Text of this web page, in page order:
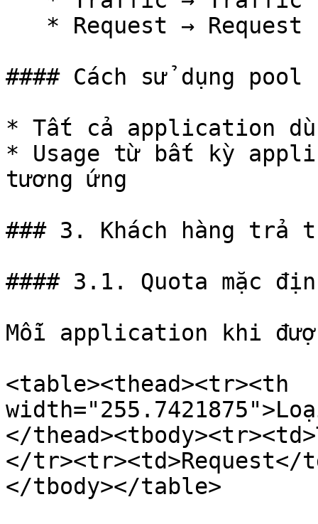
#### Cách sử dụng pool
* Tất cả application
* Usage từ bất kỳ
tương ứng
### 3. Khách hàng trả
#### 3.1. Quota mặc
Mỗi application khi
<table><thead><tr><th
</
</tr><tr><td>Request</
</tbody></table>